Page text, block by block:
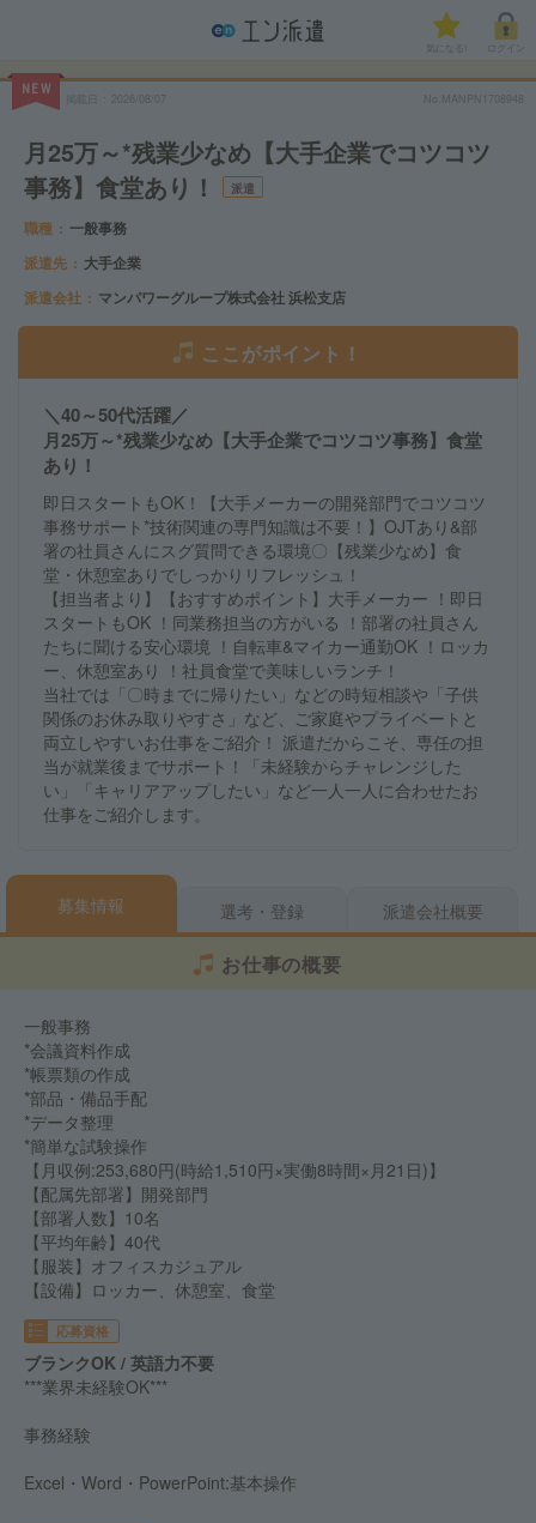
気になる!
NEW
No.MANPN1708948
月25万～*残業少なめ【大手企業でコツコツ
事務】食堂あり！
派遣
職種
一般事務
派遣先
大手企業
派遣会社
マンパワーグループ株式会社 浜松支店
ここがポイント！
＼40～50代活躍／
月25万～*残業少なめ【大手企業でコツコツ事務】食堂
あり！
即日スタートもOK！【大手メーカーの開発部門でコツコツ
事務サポート*技術関連の専門知識は不要！】OJTあり&部
署の社員さんにスグ質問できる環境〇【残業少なめ】食
堂・休憩室ありでしっかりリフレッシュ！
【担当者より】【おすすめポイント】大手メーカー ！即日
スタートもOK ！同業務担当の方がいる ！部署の社員さん
たちに聞ける安心環境 ！自転車&マイカー通勤OK ！ロッカ
ー、休憩室あり ！社員食堂で美味しいランチ！
当社では「〇時までに帰りたい」などの時短相談や「子供
関係のお休み取りやすさ」など、ご家庭やプライベートと
両立しやすいお仕事をご紹介！ 派遣だからこそ、専任の担
当が就業後までサポート！「未経験からチャレンジした
い」「キャリアアップしたい」など一人一人に合わせたお
仕事をご紹介します。
募集情報 選考・登録 派遣会社概要
お仕事の概要
一般事務
*会議資料作成
*帳票類の作成
*部品・備品手配
*データ整理
*簡単な試験操作
【月収例:253,680円(時給1,510円×実働8時間×月21日)】
【配属先部署】開発部門
【部署人数】10名
【平均年齢】40代
【服装】オフィスカジュアル
【設備】ロッカー、休憩室、食堂
応募資格
ブランクOK / 英語力不要
***業界未経験OK***
事務経験
Excel・Word・PowerPoint:基本操作